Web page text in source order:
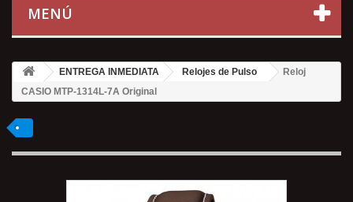
MENÚ
ENTREGA INMEDIATA Relojes de Pulso
Reloj
CASIO MTP-1314L-7A Original